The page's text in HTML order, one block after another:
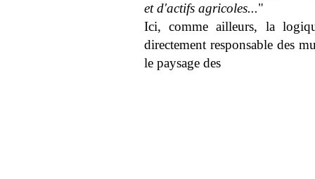
et d'actifs agricoles..."
Ici, comme ailleurs, la
directement responsable des
le paysage des